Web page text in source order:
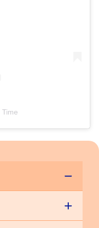
Time